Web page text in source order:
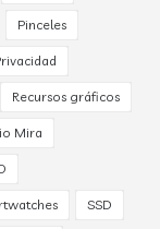
Pinceles
Recursos gráficos
Mira
SSD